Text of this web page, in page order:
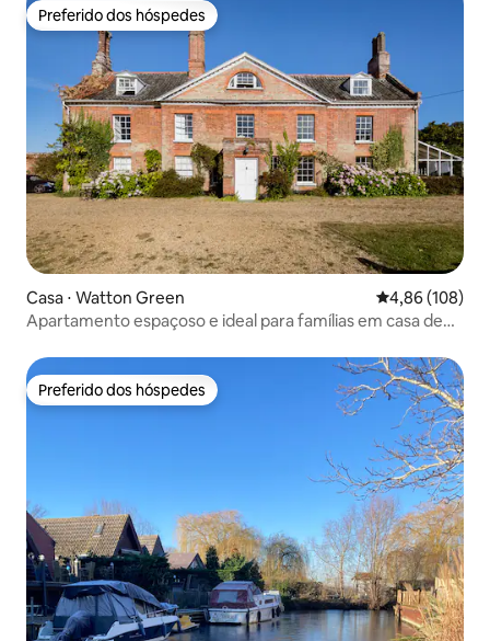
Preferido dos hóspedes
Preferido dos hóspedes
Casa ⋅ Watton Green 4,86 de uma
4,86 (108)
Apartamento espaçoso e ideal para famílias em casa de
Preferido dos hóspedes
Preferido dos hóspedes